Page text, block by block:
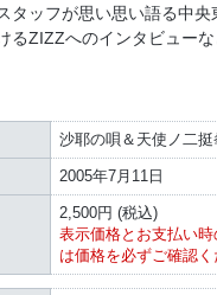
タッフが思い思い語る中
るZIZZへのインタビューな
沙耶の唄＆天使ノ二
2005年7月11日
2,500円 (税込)
表示価格とお支払い
は価格を必ずご確認く